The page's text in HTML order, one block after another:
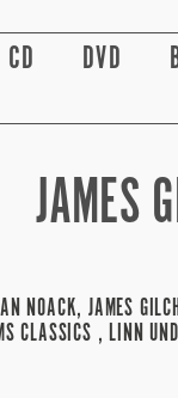
CD DVD
JAMES
NOACK, JAMES
CLASSICS , LINN